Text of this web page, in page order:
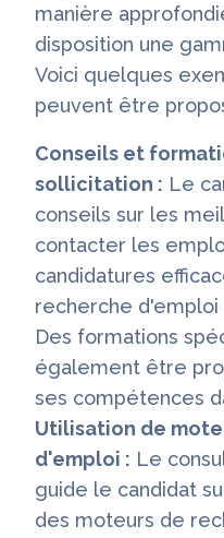
manière
disposition une
Voici quelques
peuvent être
Conseils et
sollicitation : Le
conseils sur les
contacter les
candidatures
recherche
Des formations
également être
ses compétences
Utilisation de
d'emploi : Le
guide le candidat
des moteurs de